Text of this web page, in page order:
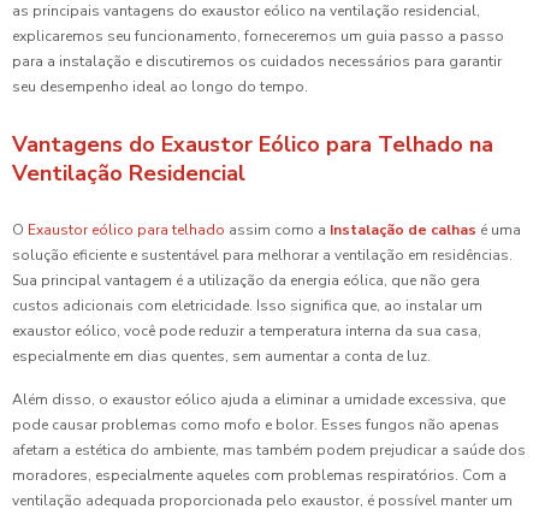
as principais vantagens do exaustor eólico na ventilação residencial,
explicaremos seu funcionamento, forneceremos um guia passo a passo
para a instalação e discutiremos os cuidados necessários para garantir
seu desempenho ideal ao longo do tempo.
Vantagens do Exaustor Eólico para Telhado na
Ventilação Residencial
O Exaustor eólico para telhado assim como a Instalação de calhas é uma
solução eficiente e sustentável para melhorar a ventilação em residências.
Sua principal vantagem é a utilização da energia eólica, que não gera
custos adicionais com eletricidade. Isso significa que, ao instalar um
exaustor eólico, você pode reduzir a temperatura interna da sua casa,
especialmente em dias quentes, sem aumentar a conta de luz.
Além disso, o exaustor eólico ajuda a eliminar a umidade excessiva, que
pode causar problemas como mofo e bolor. Esses fungos não apenas
afetam a estética do ambiente, mas também podem prejudicar a saúde dos
moradores, especialmente aqueles com problemas respiratórios. Com a
ventilação adequada proporcionada pelo exaustor, é possível manter um